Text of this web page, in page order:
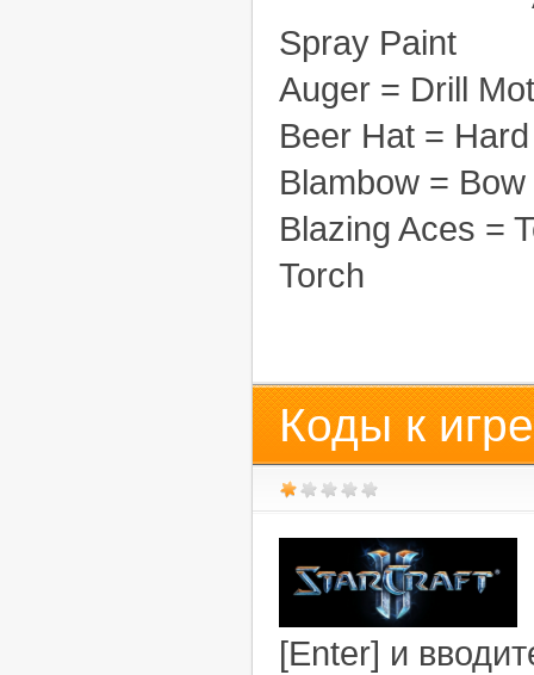
Spray Paint
Auger = Drill
Beer Hat =
Blambow =
Blazing Aces =
Torch
Коды к
[Enter] и